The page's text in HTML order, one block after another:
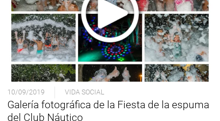
10/09/2019 VIDA SOCIAL
Galería fotográfica de la Fiesta de la espuma
del Club Náutico